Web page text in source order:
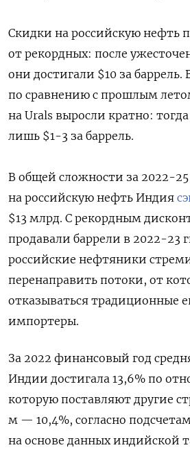
Скидки на российскую нефть
от рекордных: после
они достигали $10 за баррель.
по сравнению с прошлым
на Urals выросли кратно:
лишь $1-3 за баррель.
В общей сложности за 2022-25
на российскую нефть Индия
$13 млрд. С рекордным
продавали баррели в 2022-23
российские нефтяники
перенаправить потоки, от
отказываться традиционные
импортеры.
За 2022 финансовый год
Индии достигала 13,6% по
которую поставляют другие
м — 10,4%, согласно
на основе данных индийской